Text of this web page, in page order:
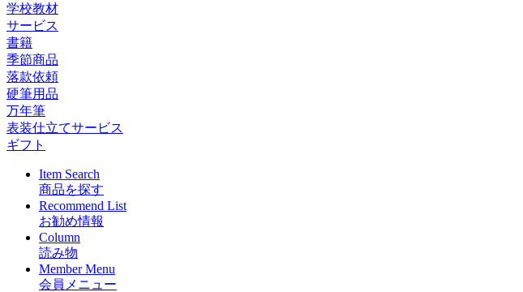
学校教材
サービス
書籍
季節商品
落款依頼
硬筆用品
万年筆
表装仕立てサービス
ギフト
Item Search
商品を探す
Recommend List
お勧め情報
Column
読み物
Member Menu
会員メニュー